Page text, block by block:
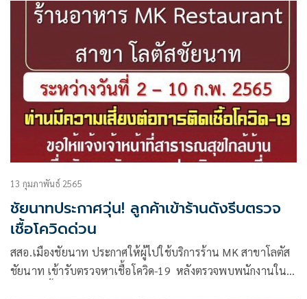
ป้องกันโรค COVID – 19 รองรับสุขภาพดี วิถีใหม่ ของกระทรวง
สาธารณสุข โดยกรมอนามัย แล้วเท่านั้น และให้บริการบริโภค
สุราหรือเครื่องดื่มที่มีแอลกอฮอล์ได้ไม่เกินเวลา 23.00 นาฬิกา
13 กุมภาพันธ์ 2565
ชัยนาทประกาศวุ่น! ลูกค้าเข้าร้านดังรีบตรวจ
เชื้อโควิดด่วน
สสอ.เมืองชัยนาท ประกาศให้ผู้ไปใช้บริการร้าน MK สาขาโลตัส
ชัยนาท เข้ารับตรวจหาเชื้อโควิด-19 หลังตรวจพบพนักงานใน